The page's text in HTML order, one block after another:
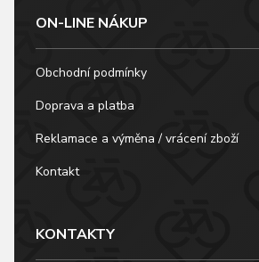
ON-LINE NÁKUP
Obchodní podmínky
Doprava a platba
Reklamace a výměna / vrácení zboží
Kontakt
KONTAKTY